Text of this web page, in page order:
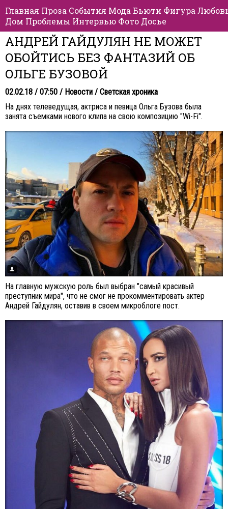
Главная Проза События Мода Бьюти Фигура
Дом Проблемы Интервью Фото Досье
АНДРЕЙ ГАЙДУЛЯН НЕ МОЖЕТ
ОБОЙТИСЬ БЕЗ ФАНТАЗИЙ ОБ
ОЛЬГЕ БУЗОВОЙ
02.02.18 / 07:50 / Новости / Светская хроника
На днях телеведущая, актриса и певица Ольга Бузова была
занята съемками нового клипа на свою композицию "Wi-Fi".
На главную мужскую роль был выбран "самый красивый
преступник мира", что не смог не прокомментировать актер
Андрей Гайдулян, оставив в своем микроблоге пост.